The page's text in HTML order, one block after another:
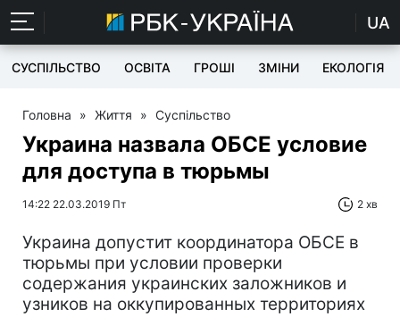
UA
СУСПІЛЬСТВО ОСВІТА ГРОШІ ЗМІНИ ЕКОЛОГІЯ
Головна » Життя » Суспільство
Украина назвала ОБСЕ условие
для доступа в тюрьмы
14:22 22.03.2019 Пт 2 хв
Украина допустит координатора ОБСЕ в
тюрьмы при условии проверки
содержания украинских заложников и
узников на оккупированных территориях